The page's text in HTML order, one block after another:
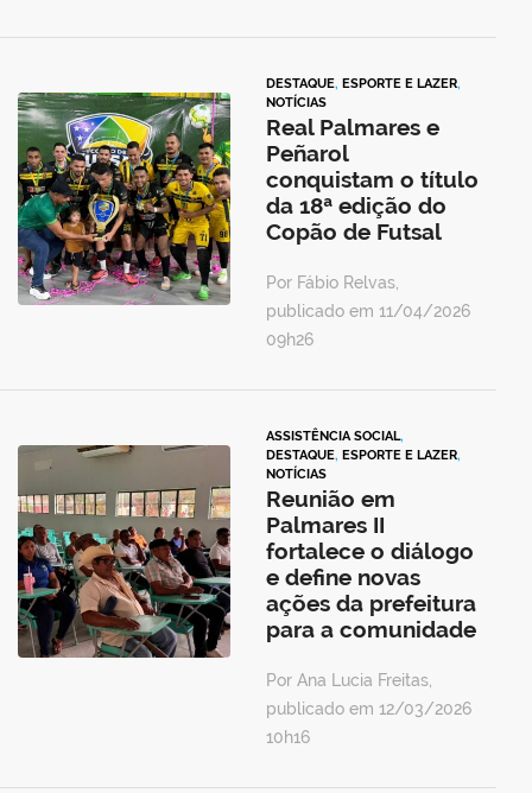
DESTAQUE, ESPORTE E LAZER,
NOTÍCIAS
Real Palmares e
Peñarol
conquistam o título
da 18ª edição do
Copão de Futsal
Por Fábio Relvas,
publicado em 11/04/2026
09h26
ASSISTÊNCIA SOCIAL,
DESTAQUE, ESPORTE E LAZER,
NOTÍCIAS
Reunião em
Palmares II
fortalece o diálogo
e define novas
ações da prefeitura
para a comunidade
Por Ana Lucia Freitas,
publicado em 12/03/2026
10h16